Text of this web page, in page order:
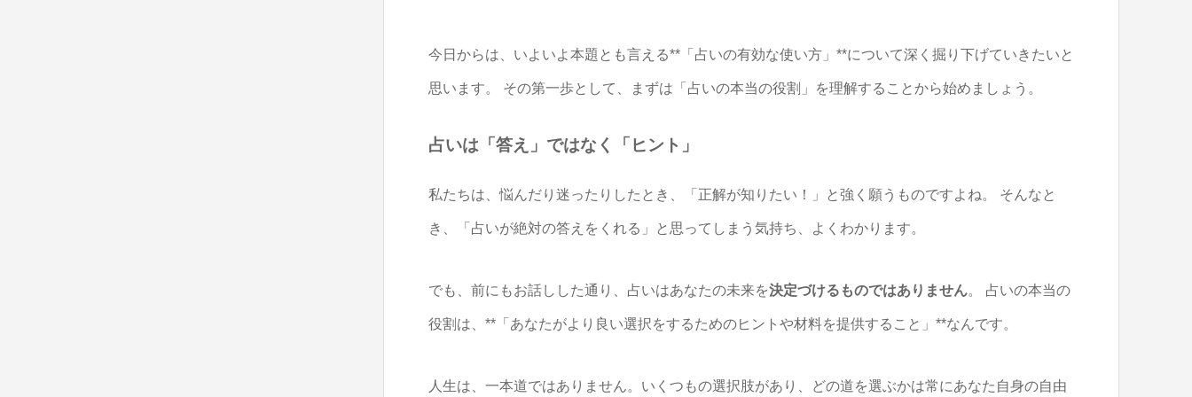
今日からは、いよいよ本題とも言える**「占いの有効な使い方」**について深く掘り下げていきたいと
思います。 その第一歩として、まずは「占いの本当の役割」を理解することから始めましょう。
占いは「答え」ではなく「ヒント」
私たちは、悩んだり迷ったりしたとき、「正解が知りたい！」と強く願うものですよね。 そんなと
き、「占いが絶対の答えをくれる」と思ってしまう気持ち、よくわかります。
でも、前にもお話しした通り、占いはあなたの未来を決定づけるものではありません。 占いの本当の
役割は、**「あなたがより良い選択をするためのヒントや材料を提供すること」**なんです。
人生は、一本道ではありません。いくつもの選択肢があり、どの道を選ぶかは常にあなた自身の自由